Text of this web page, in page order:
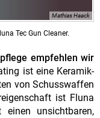
Mathias Haack
Tec Gun Cleaner.
empfehlen wir
ist eine Keramik-
von Schusswaffen
ist Fluna
einen unsichtbaren,